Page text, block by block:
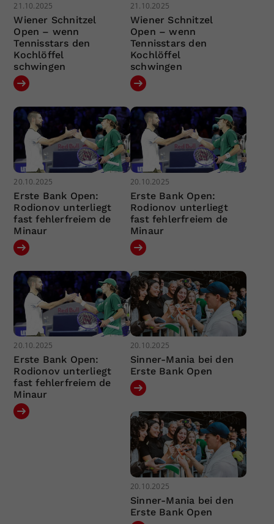
21.10.2025
Wiener Schnitzel
Open – wenn
Tennisstars den
Kochlöffel
schwingen
21.10.2025
Wiener Schnitzel
Open – wenn
Tennisstars den
Kochlöffel
schwingen
20.10.2025
Erste Bank Open:
Rodionov unterliegt
fast fehlerfreiem de
Minaur
20.10.2025
Erste Bank Open:
Rodionov unterliegt
fast fehlerfreiem de
Minaur
20.10.2025
Erste Bank Open:
Rodionov unterliegt
fast fehlerfreiem de
Minaur
20.10.2025
Sinner-Mania bei den
Erste Bank Open
20.10.2025
Sinner-Mania bei den
Erste Bank Open